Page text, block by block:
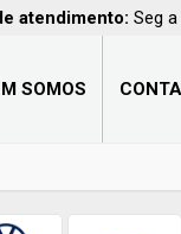
atendimento: Seg
SOMOS